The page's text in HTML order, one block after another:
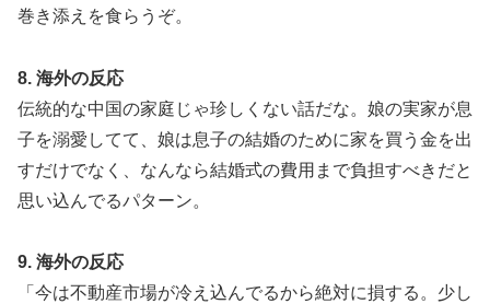
巻き添えを食らうぞ。
8. 海外の反応
伝統的な中国の家庭じゃ珍しくない話だな。娘の実家が息
子を溺愛してて、娘は息子の結婚のために家を買う金を出
すだけでなく、なんなら結婚式の費用まで負担すべきだと
思い込んでるパターン。
9. 海外の反応
「今は不動産市場が冷え込んでるから絶対に損する。少し